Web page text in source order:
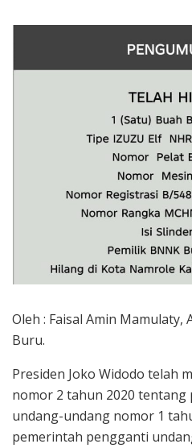
Oleh : Faisal Amin Mamulaty,
Buru.
Presiden Joko Widodo telah
nomor 2 tahun 2020
undang-undang nomor 1
pemerintah pengganti